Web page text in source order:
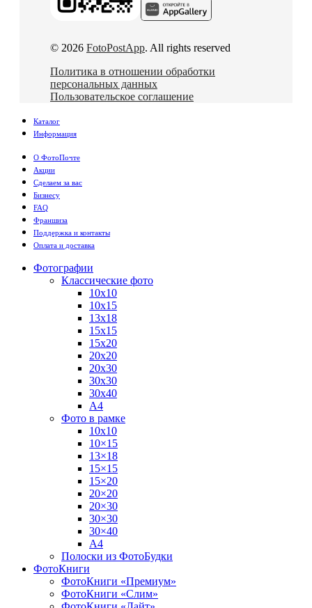
© 2026 FotoPostApp. All rights reserved
Политика в отношении обработки
персональных данных
Пользовательское соглашение
Каталог
Информация
О ФотоПочте
Акции
Сделаем за вас
Бизнесу
FAQ
Франшиза
Поддержка и контакты
Оплата и доставка
Фотографии
Классические фото
10х10
10х15
13х18
15х15
15х20
20х20
20х30
30х30
30х40
А4
Фото в рамке
10х10
10×15
13×18
15×15
15×20
20×20
20×30
30×30
30×40
A4
Полоски из ФотоБудки
ФотоКниги
ФотоКниги «Премиум»
ФотоКниги «Слим»